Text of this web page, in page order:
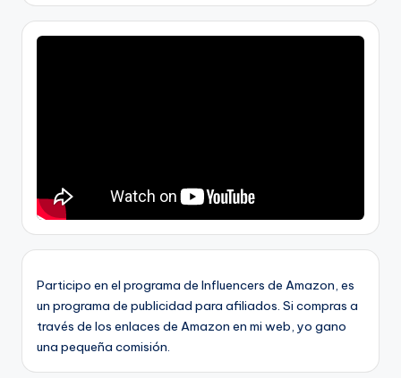
Participo en el programa de Influencers de Amazon, es
un programa de publicidad para afiliados. Si compras a
través de los enlaces de Amazon en mi web, yo gano
una pequeña comisión.